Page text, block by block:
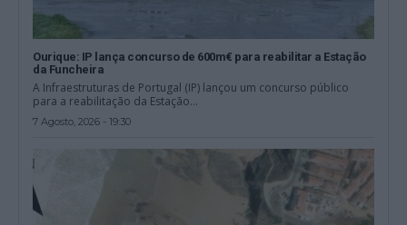
Ourique: IP lança concurso de 600m€ para reabilitar a Estação
da Funcheira
A Infraestruturas de Portugal (IP) lançou um concurso público
para a reabilitação da Estação...
7 Agosto, 2026 - 19:30